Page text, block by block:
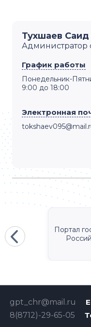
Тухшаев
Администратор
График работы
Понедельник-
9:00 до 18:00
Электронная
Портал
gpt_chr@mail.ru
8(8712)-29-65-05